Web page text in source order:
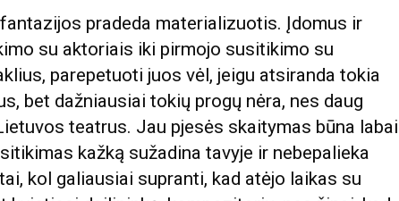
pradeda materializuotis. Įdomus ir
su aktoriais iki pirmojo susitikimo su
parepetuoti juos vėl, jeigu atsiranda tokia
bet dažniausiai tokių progų nėra, nes daug
teatrus. Jau pjesės skaitymas būna labai
kažką sužadina tavyje ir nebepalieka
kol galiausiai supranti, kad atėjo laikas su